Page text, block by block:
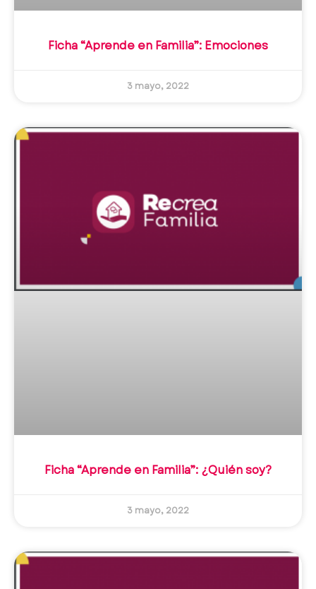
Ficha “Aprende en Familia”: Emociones
3 mayo, 2022
Ficha “Aprende en Familia”: ¿Quién soy?
3 mayo, 2022